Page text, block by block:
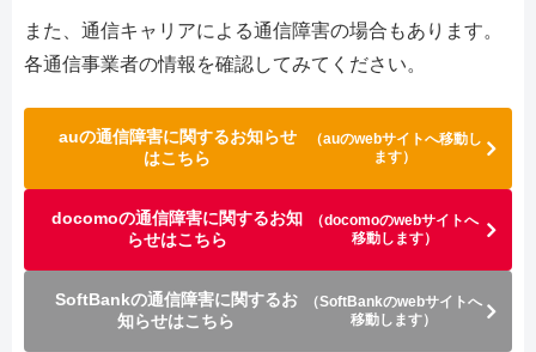
また、通信キャリアによる通信障害の場合もあります。
各通信事業者の情報を確認してみてください。
auの通信障害に関するお知らせ
はこちら
（auのwebサイトへ移動し
ます）
docomoの通信障害に関するお知
らせはこちら
（docomoのwebサイトへ
移動します）
SoftBankの通信障害に関するお
知らせはこちら
（SoftBankのwebサイトへ
移動します）